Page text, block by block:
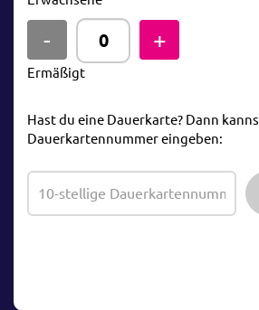
Ermäßigt
Hast du eine Dauerkarte? Dann
Dauerkartennummer eingeben: